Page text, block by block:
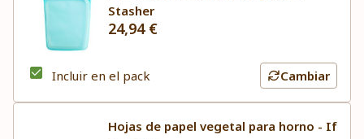
Stasher
24,94 €
Incluir en el pack Cambiar
Hojas de papel vegetal para horno - If